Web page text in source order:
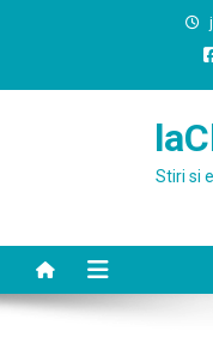
Stiri si